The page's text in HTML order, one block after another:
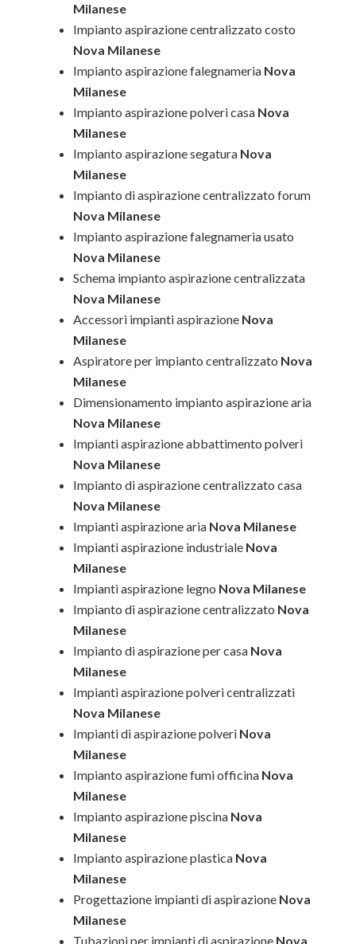
Milanese
Impianto aspirazione centralizzato costo
Nova Milanese
Impianto aspirazione falegnameria Nova
Milanese
Impianto aspirazione polveri casa Nova
Milanese
Impianto aspirazione segatura Nova
Milanese
Impianto di aspirazione centralizzato forum
Nova Milanese
Impianto aspirazione falegnameria usato
Nova Milanese
Schema impianto aspirazione centralizzata
Nova Milanese
Accessori impianti aspirazione Nova
Milanese
Aspiratore per impianto centralizzato Nova
Milanese
Dimensionamento impianto aspirazione aria
Nova Milanese
Impianti aspirazione abbattimento polveri
Nova Milanese
Impianto di aspirazione centralizzato casa
Nova Milanese
Impianti aspirazione aria Nova Milanese
Impianti aspirazione industriale Nova
Milanese
Impianti aspirazione legno Nova Milanese
Impianto di aspirazione centralizzato Nova
Milanese
Impianto di aspirazione per casa Nova
Milanese
Impianti aspirazione polveri centralizzati
Nova Milanese
Impianti di aspirazione polveri Nova
Milanese
Impianto aspirazione fumi officina Nova
Milanese
Impianto aspirazione piscina Nova
Milanese
Impianto aspirazione plastica Nova
Milanese
Progettazione impianti di aspirazione Nova
Milanese
Tubazioni per impianti di aspirazione Nova